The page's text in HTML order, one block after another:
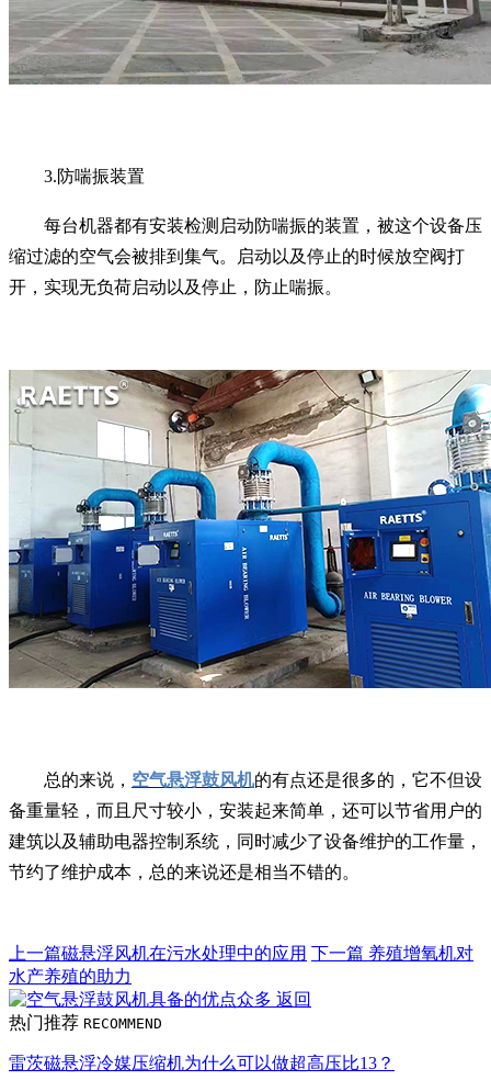
3.防喘振装置
每台机器都有安装检测启动防喘振的装置，被这个设备压
缩过滤的空气会被排到集气。启动以及停止的时候放空阀打
开，实现无负荷启动以及停止，防止喘振。
总的来说， 空气悬浮鼓风机的有点还是很多的，它不但设
备重量轻，而且尺寸较小，安装起来简单，还可以节省用户的
建筑以及辅助电器控制系统，同时减少了设备维护的工作量，
节约了维护成本，总的来说还是相当不错的。
上一篇磁悬浮风机在污水处理中的应用 下一篇 养殖增氧机对
水产养殖的助力
返回
热门推荐 RECOMMEND
雷茨磁悬浮冷媒压缩机为什么可以做超高压比13？